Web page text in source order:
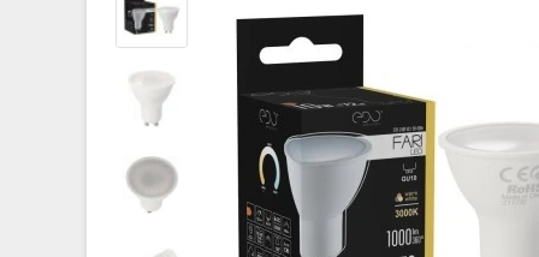
Fotowoltaika
Gniazda i łączniki
Oprawy oświetleniowe
Ochrona odgromowa